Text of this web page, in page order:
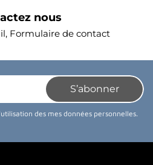
nous
Formulaire de contact
des mes données personnelles.